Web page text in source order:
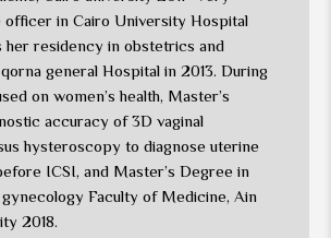
officer in Cairo University Hospital
her residency in obstetrics and
general Hospital in 2013. During
on women’s health, Master’s
accuracy of 3D vaginal
hysteroscopy to diagnose uterine
ICSI, and Master’s Degree in
Faculty of Medicine, Ain
2018.